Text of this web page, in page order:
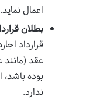
اعمال نماید.
بطلان
قرارداد
عقد
بوده
ندارد.